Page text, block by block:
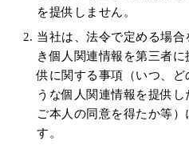
を提供しません。
当社は、法令で定める場
き個人関連情報を第三者
供に関する事項（いつ、
うな個人関連情報を提供
ご本人の同意を得たか等
す。